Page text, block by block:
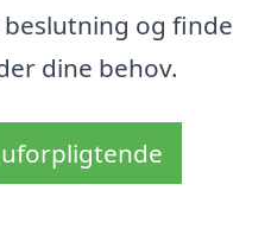
og finde
dine behov.